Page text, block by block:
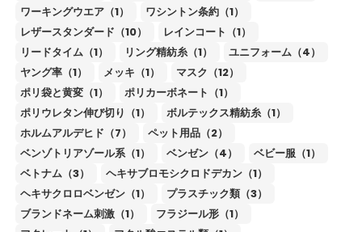
ワーキングウエア（1）
ワシントン条約（1）
レザースタンダード（10）
レインコート（1）
リードタイム（1）
リング精紡糸（1）
ユニフォーム（4）
ヤング率（1）
メッキ（1）
マスク（12）
ポリ袋と黄変（1）
ポリカーボネート（1）
ポリウレタン伸び切り（1）
ボルテックス精紡糸（1）
ホルムアルデヒド（7）
ペット用品（2）
ベンゾトリアゾール系（1）
ベンゼン（4）
ベビー服（1）
ベトナム（3）
ヘキサブロモシクロドデカン（1）
ヘキサクロロベンゼン（1）
プラスチック類（3）
ブランドネーム刺激（1）
フラジール形（1）